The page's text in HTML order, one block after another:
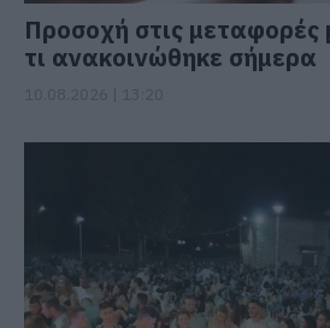
Προσοχή στις μεταφορές
τι ανακοινώθηκε σήμερα